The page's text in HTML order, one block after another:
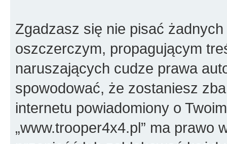
Zgadzasz się nie pisać
oszczerczym, propagującym
naruszających cudze prawa
spowodować, że zostaniesz
internetu powiadomiony o
„www.trooper4x4.pl” ma prawo